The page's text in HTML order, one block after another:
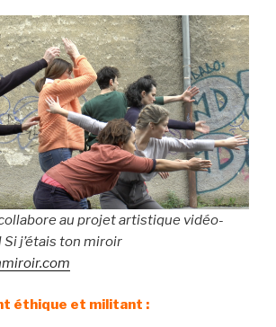
au projet artistique vidéo-
Si j’étais ton miroir
éthique et militant :